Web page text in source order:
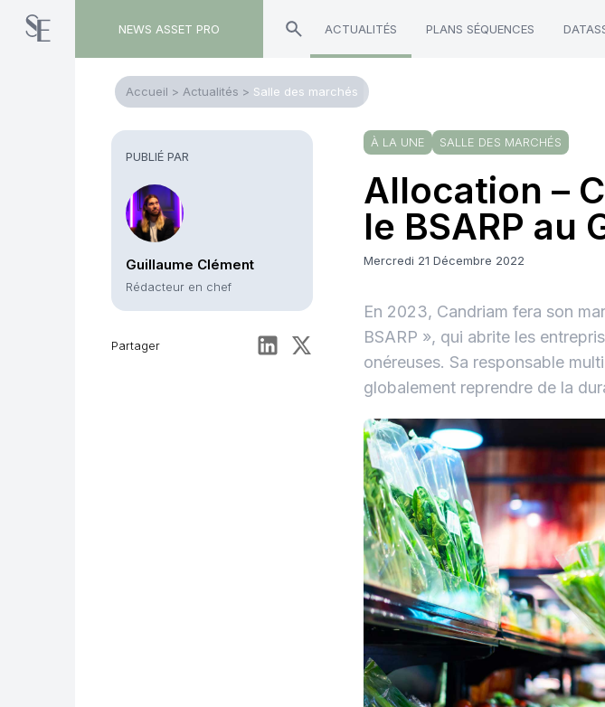
NEWS ASSET PRO ACTUALITÉS PLANS SÉQUENCES
Accueil > Actualités > Salle des marchés
PUBLIÉ PAR
Guillaume Clément
Rédacteur en chef
Partager
À LA UNE SALLE DES MARCHÉS
Allocation –
le BSARP au
Mercredi 21 Décembre 2022
En 2023, Candriam fera son
BSARP », qui abrite les
onéreuses. Sa responsable
globalement reprendre de la